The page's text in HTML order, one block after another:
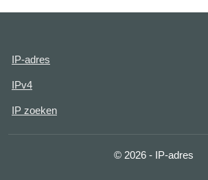
IP-adres
IPv4
IP zoeken
© 2026 - IP-adres